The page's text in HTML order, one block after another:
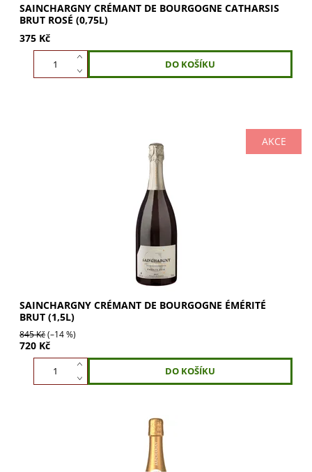
SAINCHARGNY CRÉMANT DE BOURGOGNE CATHARSIS
BRUT ROSÉ (0,75L)
375 Kč
AKCE
Sainchargny Crémant de Bourgogne Émérité Brut 1,5l
oslní zlatavým odstínem a vůní ovoce, květů a lískových
oříšků. Bohatá chuť s dubovým závěrem....
SAINCHARGNY CRÉMANT DE BOURGOGNE ÉMÉRITÉ
BRUT (1,5L)
845 Kč(–14 %)
720 Kč
Sainchargny Crémant de Bourgogne Extatic Brut – jiskřivý,
svěží a jemný. Ucítíte sušené ovoce a lískové ořechy.
Elegantní ilustrace vinařských...